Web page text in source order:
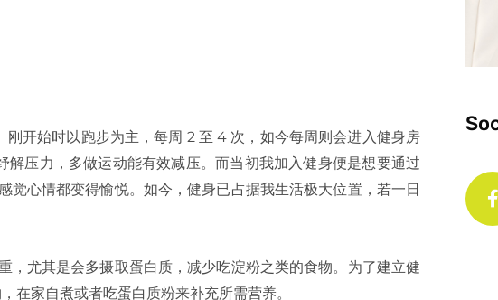
开始时以跑步为主，每周 2 至 4 次，如今每周则会进入健身房
解压力，多做运动能有效减压。而当初我加入健身便是想要通过
觉心情都变得愉悦。如今，健身已占据我生活极大位置，若一日
，尤其是会多摄取蛋白质，减少吃淀粉之类的食物。为了建立健
在家自煮或者吃蛋白质粉来补充所需营养。
c